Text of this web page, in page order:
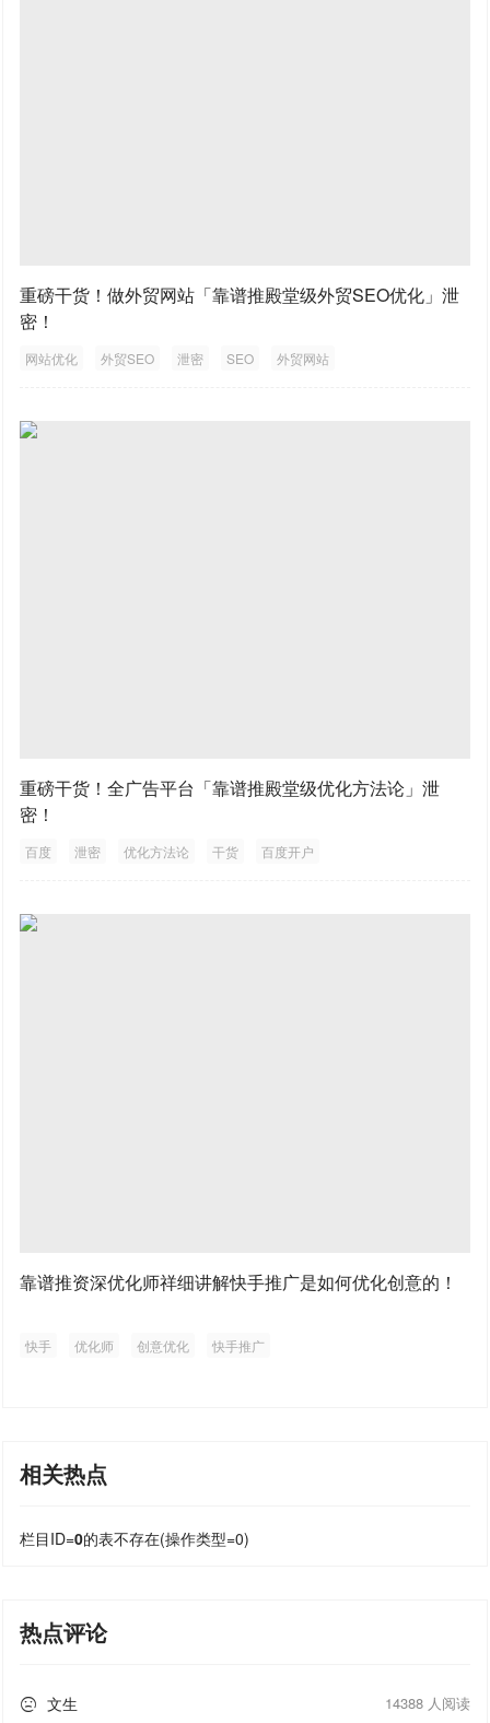
重磅干货！做外贸网站「靠谱推殿堂级外贸SEO优化」泄
密！
网站优化 外贸SEO 泄密 SEO 外贸网站
重磅干货！全广告平台「靠谱推殿堂级优化方法论」泄
密！
百度 泄密 优化方法论 干货 百度开户
靠谱推资深优化师祥细讲解快手推广是如何优化创意的！
快手 优化师 创意优化 快手推广
相关热点
栏目ID=0的表不存在(操作类型=0)
热点评论
 文生 14388 人阅读